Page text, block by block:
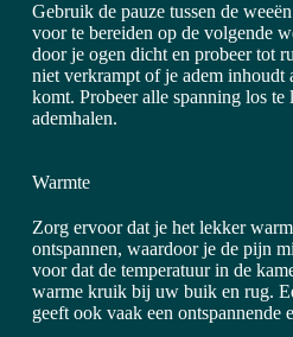
Gebruik de pauze tussen de
voor te bereiden op de volgende
door je ogen dicht en probeer tot
niet verkrampt of je adem inhoudt
komt. Probeer alle spanning los
ademhalen.
Warmte
Zorg ervoor dat je het lekker
ontspannen, waardoor je de pijn
voor dat de temperatuur in de
warme kruik bij uw buik en rug.
geeft ook vaak een